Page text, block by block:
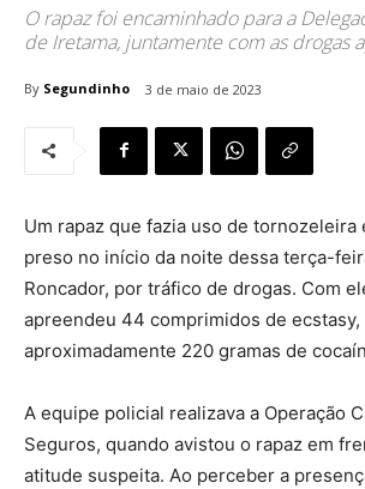
O rapaz foi encaminhado para a
de Iretama, juntamente com as drogas
By Segundinho 3 de maio de 2023
Um rapaz que fazia uso de tornozeleira
preso no início da noite dessa terça-
Roncador, por tráfico de drogas. Com
apreendeu 44 comprimidos de ecstasy,
aproximadamente 220 gramas de
A equipe policial realizava a Operação
Seguros, quando avistou o rapaz em
atitude suspeita. Ao perceber a